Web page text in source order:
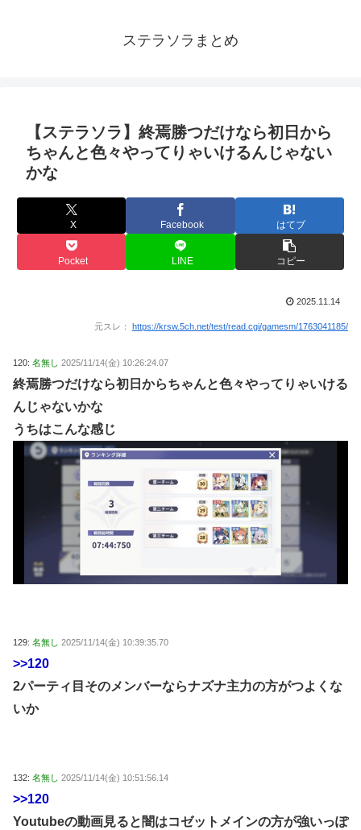
ステラソラまとめ
【ステラソラ】終焉勝つだけなら初日から
ちゃんと色々やってりゃいけるんじゃない
かな
X Facebook はてブ
Pocket LINE コピー
2025.11.14
元スレ： https://krsw.5ch.net/test/read.cgi/gamesm/1763041185/
120: 名無し 2025/11/14(金) 10:26:24.07
終焉勝つだけなら初日からちゃんと色々やってりゃいける
んじゃないかな
うちはこんな感じ
129: 名無し 2025/11/14(金) 10:39:35.70
>>120
2パーティ目そのメンバーならナズナ主力の方がつよくな
いか
132: 名無し 2025/11/14(金) 10:51:56.14
>>120
Youtubeの動画見ると闇はコゼットメインの方が強いっぽ